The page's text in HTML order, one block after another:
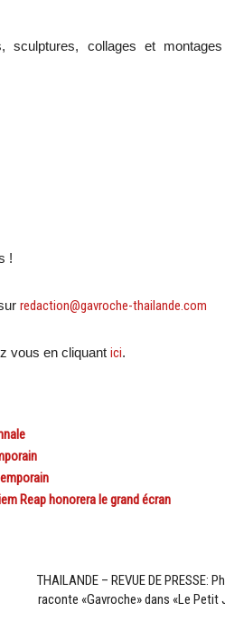
sculptures, collages et montages
!
redaction@gavroche-thailande.com
vous en cliquant ici.
Reap honorera le grand écran
THAILANDE – REVUE DE PRESSE:
raconte «Gavroche» dans «Le Petit